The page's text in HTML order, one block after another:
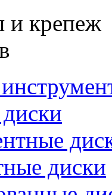
и крепеж
диски